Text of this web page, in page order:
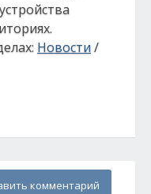
Новости/
комментарий